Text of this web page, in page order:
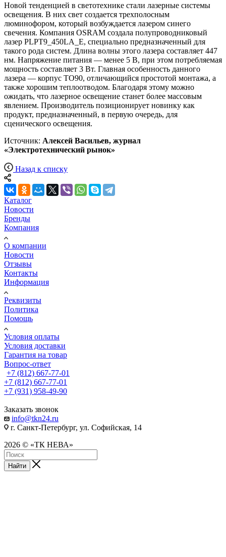
Новой тенденцией в светотехнике стали лазерные системы
освещения. В них свет создается трехполосным
люминофором, который возбуждается лазером синего
свечения. Компания OSRAM создала полупроводниковый
лазер PLPT9_450LA_E, специально предназначенный для
такого рода систем. Длина волны этого лазера составляет 447
нм. Напряжение питания — менее 5 В, при этом потребляемая
мощность составляет 3 Вт. Главная особенность данного
лазера — корпус TO90, отличающийся простотой монтажа, а
также хорошим теплоотводом. Благодаря этому можно
ожидать, что лазерное освещение станет более массовым
явлением. Производитель позиционирует новинку как
продукт, предназначенный, в первую очередь, для
сценического освещения.
Источник: Алексей Васильев, журнал
«Электротехнический рынок»
Назад к списку
Каталог
Новости
Бренды
Компания
О компании
Новости
Отзывы
Контакты
Информация
Реквизиты
Политика
Помощь
Условия оплаты
Условия доставки
Гарантия на товар
Вопрос-ответ
+7 (812) 667-77-01
+7 (812) 667-77-01
+7 (931) 958-49-90
Заказать звонок
info@tkn24.ru
г. Санкт-Петербург, ул. Софийская, 14
2026 © «ТК НЕВА»
Найти